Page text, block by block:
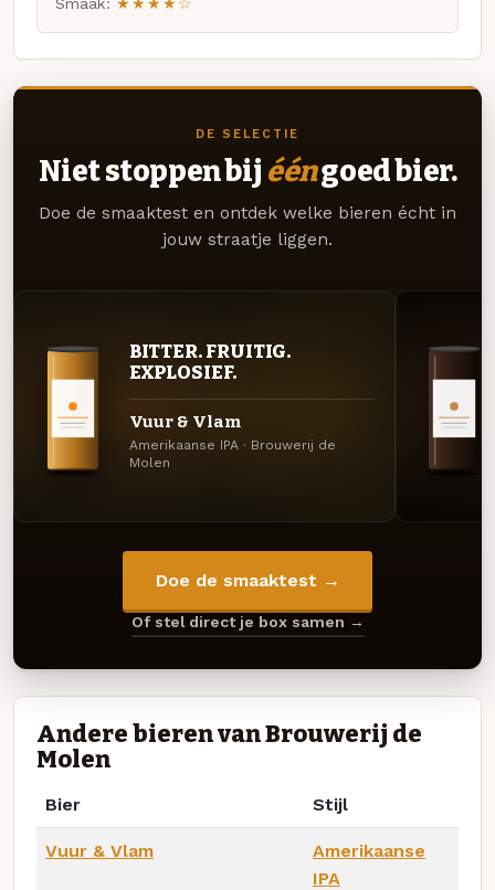
DE SELECTIE
Niet stoppen bij ééngoed bier.
Doe de smaaktest en ontdek welke bieren écht in
jouw straatje liggen.
BITTER. FRUITIG.
EXPLOSIEF.
Vuur & Vlam
Amerikaanse IPA · Brouwerij de
Molen
Doe de smaaktest →
Of stel direct je box samen →
Andere bieren van Brouwerij de
Molen
Bier Stijl
Vuur & Vlam
Amerikaanse
IPA